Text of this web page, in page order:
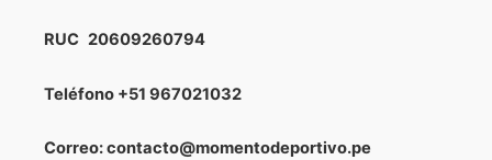
RUC 20609260794
Teléfono +51 967021032
Correo: contacto@momentodeportivo.pe